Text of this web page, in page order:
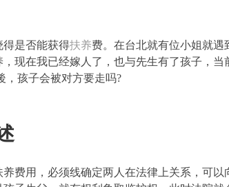
得是否能获得扶养费。在台北就有位小姐就
现在我已经嫁人了，也与先生有了孩子，
，孩子会被对方要走吗?
费用，必须线确定两人在法律上关系，可